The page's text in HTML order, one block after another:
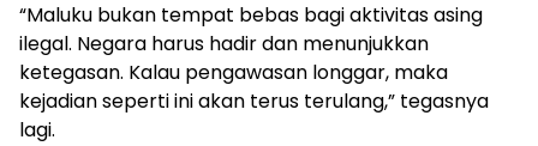
“Maluku bukan tempat bebas bagi aktivitas asing
ilegal. Negara harus hadir dan menunjukkan
ketegasan. Kalau pengawasan longgar, maka
kejadian seperti ini akan terus terulang,” tegasnya
lagi.